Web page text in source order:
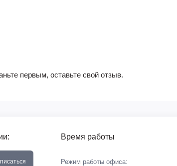
первым, оставьте свой отзыв.
Время работы
Режим работы офиса: